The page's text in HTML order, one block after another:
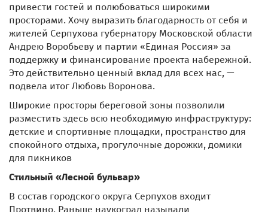
привести гостей и полюбоваться широкими
просторами. Хочу выразить благодарность от себя и
жителей Серпухова губернатору Московской области
Андрею Воробьеву и партии «Единая Россия» за
поддержку и финансирование проекта набережной.
Это действительно ценный вклад для всех нас, —
подвела итог Любовь Воронова.
Широкие просторы береговой зоны позволили
разместить здесь всю необходимую инфраструктуру:
детские и спортивные площадки, пространство для
спокойного отдыха, прогулочные дорожки, домики
для пикников
Стильный «Лесной бульвар»
В состав городского округа Серпухов входит
Протвино. Раньше наукоград называли